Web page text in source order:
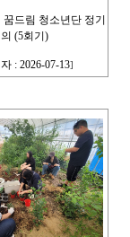
꿈드림 청소년단 정기
(5회기)
: 2026-07-13]